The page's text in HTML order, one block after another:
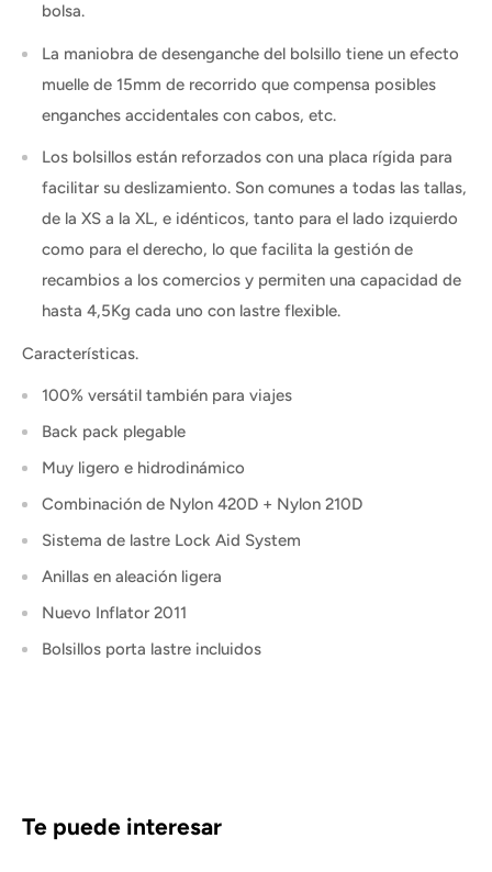
bolsa.
La maniobra de desenganche del bolsillo tiene un efecto
muelle de 15mm de recorrido que compensa posibles
enganches accidentales con cabos, etc.
Los bolsillos están reforzados con una placa rígida para
facilitar su deslizamiento. Son comunes a todas las tallas,
de la XS a la XL, e idénticos, tanto para el lado izquierdo
como para el derecho, lo que facilita la gestión de
recambios a los comercios y permiten una capacidad de
hasta 4,5Kg cada uno con lastre flexible.
Características.
100% versátil también para viajes
Back pack plegable
Muy ligero e hidrodinámico
Combinación de Nylon 420D + Nylon 210D
Sistema de lastre Lock Aid System
Anillas en aleación ligera
Nuevo Inflator 2011
Bolsillos porta lastre incluidos
Te puede interesar